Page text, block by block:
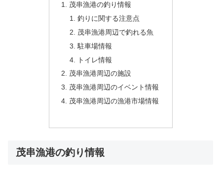
茂串漁港の釣り情報
釣りに関する注意点
茂串漁港周辺で釣れる魚
駐車場情報
トイレ情報
茂串漁港周辺の施設
茂串漁港周辺のイベント情報
茂串漁港周辺の漁港市場情報
茂串漁港の釣り情報